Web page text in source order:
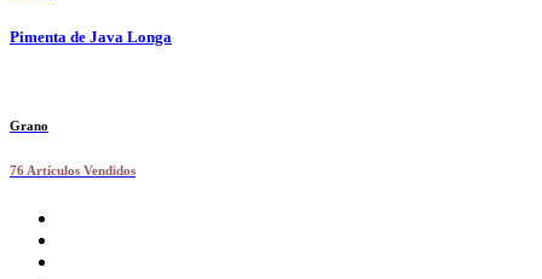
Pimenta de Java Longa
Grano
76 Artículos Vendidos